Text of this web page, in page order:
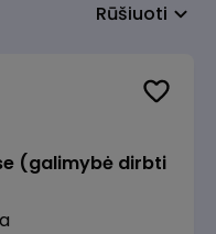
Rūšiuoti
(galimybė dirbti